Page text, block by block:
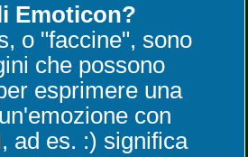
Emoticon?
o "faccine", sono
che possono
esprimere una
con
ad es. :) significa